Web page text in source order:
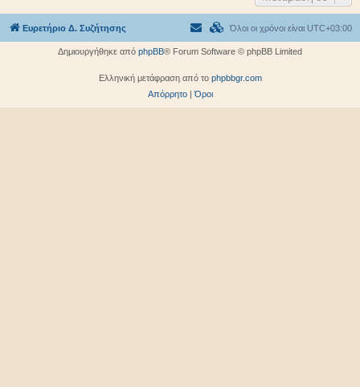
η
Ευρετήριο Δ. Συζήτησης Όλοι οι χρόνοι είναι UTC+03:00
Δημιουργήθηκε από phpBB® Forum Software © phpBB Limited
Ελληνική μετάφραση από το phpbbgr.com
Απόρρητο|Όροι